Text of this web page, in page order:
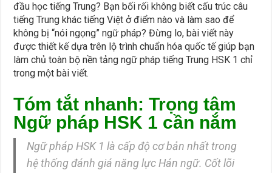
đầu học tiếng Trung? Bạn bối rối không biết cấu trúc câu
tiếng Trung khác tiếng Việt ở điểm nào và làm sao để
không bị “nói ngọng” ngữ pháp? Đừng lo, bài viết này
được thiết kế dựa trên lộ trình chuẩn hóa quốc tế giúp bạn
làm chủ toàn bộ nền tảng ngữ pháp tiếng Trung HSK 1 chỉ
trong một bài viết.
Tóm tắt nhanh: Trọng tâm
Ngữ pháp HSK 1 cần nắm
Ngữ pháp HSK 1 là cấp độ cơ bản nhất trong
hệ thống đánh giá năng lực Hán ngữ. Cốt lõi